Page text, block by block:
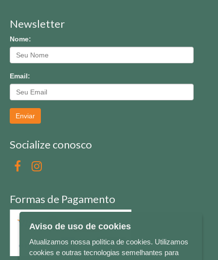
Newsletter
Nome:
Email:
Enviar
Socialize conosco
Formas de Pagamento
Aviso de uso de cookies
Atualizamos nossa política de cookies. Utilizamos
cookies e outras tecnologias semelhantes para